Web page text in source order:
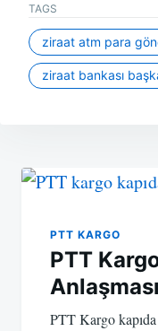
TAGS
ziraat atm para
ziraat bankası
gezinmesi
PTT KARGO
PTT
PTT Kargo kapıda